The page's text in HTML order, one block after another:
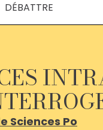
DÉBATTRE
Sciences Po